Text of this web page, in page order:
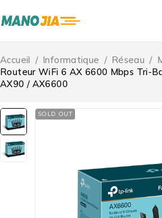
Accueil / Informatique / Réseau /
Routeur WiFi 6 AX 6600 Mbps Tri-
AX90 / AX6600
SOLD OUT